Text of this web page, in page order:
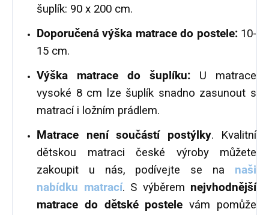
šuplík: 90 x 200 cm.
Doporučená výška matrace do postele:10-
15 cm.
Výška matrace do šuplíku: U matrace
vysoké 8 cm lze šuplík snadno zasunout s
matrací i ložním prádlem.
Matrace není součástí postýlky. Kvalitní
dětskou matraci české výroby můžete
zakoupit u nás, podívejte se na naši
nabídku matrací. S výběrem nejvhodnější
matrace do dětské postele vám pomůže